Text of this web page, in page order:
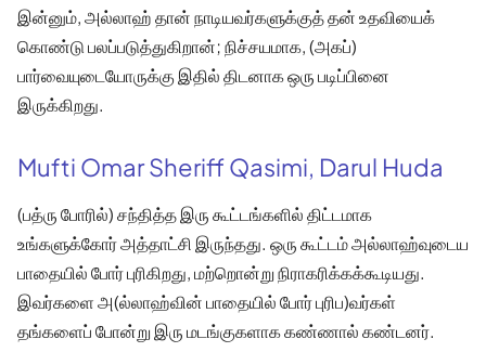
இன்னும், அல்லாஹ் தான் நாடியவர்களுக்குத் தன் உதவியைக்
கொண்டு பலப்படுத்துகிறான்; நிச்சயமாக, (அகப்)
பார்வையுடையோருக்கு இதில் திடனாக ஒரு படிப்பினை
இருக்கிறது.
Mufti Omar Sheriff Qasimi, Darul Huda
(பத்ரு போரில்) சந்தித்த இரு கூட்டங்களில் திட்டமாக
உங்களுக்கோர் அத்தாட்சி இருந்தது. ஒரு கூட்டம் அல்லாஹ்வுடைய
பாதையில் போர் புரிகிறது, மற்றொன்று நிராகரிக்கக்கூடியது.
இவர்களை அ(ல்லாஹ்வின் பாதையில் போர் புரிப)வர்கள்
தங்களைப் போன்று இரு மடங்குகளாக கண்ணால் கண்டனர்.